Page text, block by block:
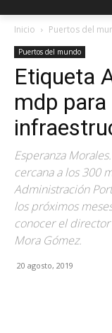
Inicio Puertos del
Puertos del mundo
Etiqueta
mdp
Esperanza
cercana a los 300
Administración
los próximos
conocer el
Mora Gómez.
20 agosto, 2019